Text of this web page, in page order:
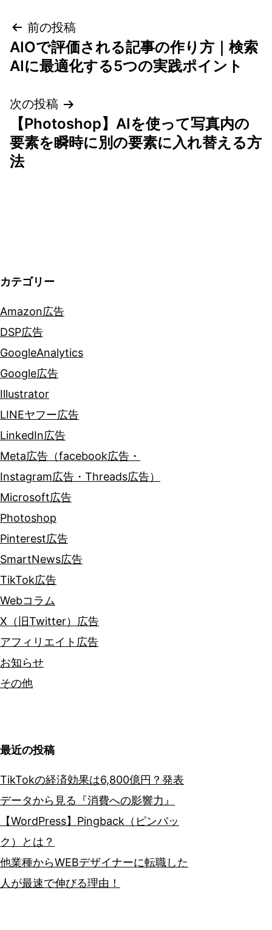
投
稿
ビ
ゲ
ー
前の投稿
AIOで評価される記事の作り方｜検索
AIに最適化する5つの実践ポイント
次の投稿
【Photoshop】AIを使って写真内の
要素を瞬時に別の要素に入れ替える方
法
カテゴリー
Amazon広告
DSP広告
GoogleAnalytics
Google広告
Illustrator
LINEヤフー広告
LinkedIn広告
Meta広告（facebook広告・
Instagram広告・Threads広告）
Microsoft広告
Photoshop
Pinterest広告
SmartNews広告
TikTok広告
Webコラム
X（旧Twitter）広告
アフィリエイト広告
お知らせ
その他
最近の投稿
TikTokの経済効果は6,800億円？発表
データから見る『消費への影響力』
【WordPress】Pingback（ピンバッ
ク）とは？
他業種からWEBデザイナーに転職した
人が最速で伸びる理由！